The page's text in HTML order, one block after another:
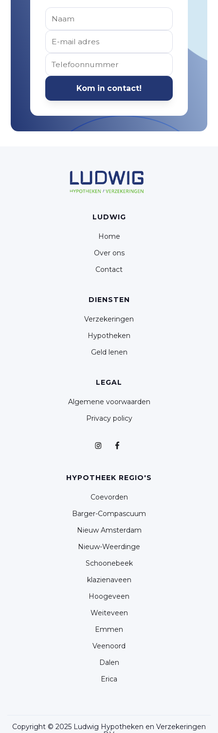
LUDWIG
Home
Over ons
Contact
DIENSTEN
Verzekeringen
Hypotheken
Geld lenen
LEGAL
Algemene voorwaarden
Privacy policy
HYPOTHEEK REGIO'S
Coevorden
Barger-Compascuum
Nieuw Amsterdam
Nieuw-Weerdinge
Schoonebeek
klazienaveen
Hoogeveen
Weiteveen
Emmen
Veenoord
Dalen
Erica
Copyright © 2025 Ludwig Hypotheken en Verzekeringen